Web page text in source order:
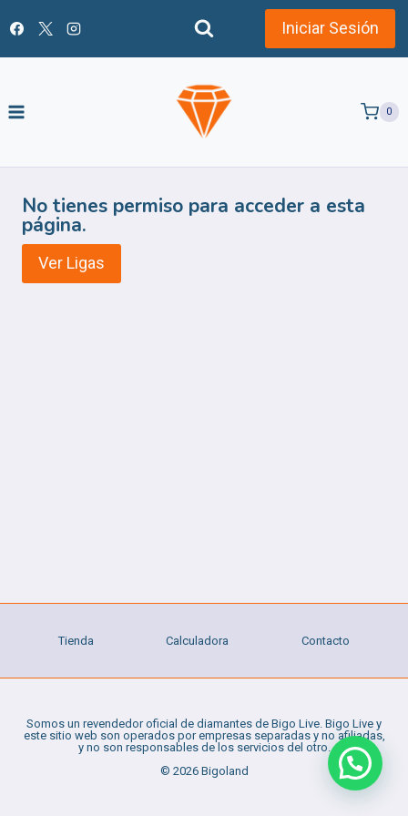
contenido
Iniciar Sesión
0
No tienes permiso para acceder a esta
página.
Ver Ligas
Tienda Calculadora Contacto
Somos un revendedor oficial de diamantes de Bigo Live. Bigo Live y
este sitio web son operados por empresas separadas y no afiliadas,
y no son responsables de los servicios del otro.
© 2026 Bigoland